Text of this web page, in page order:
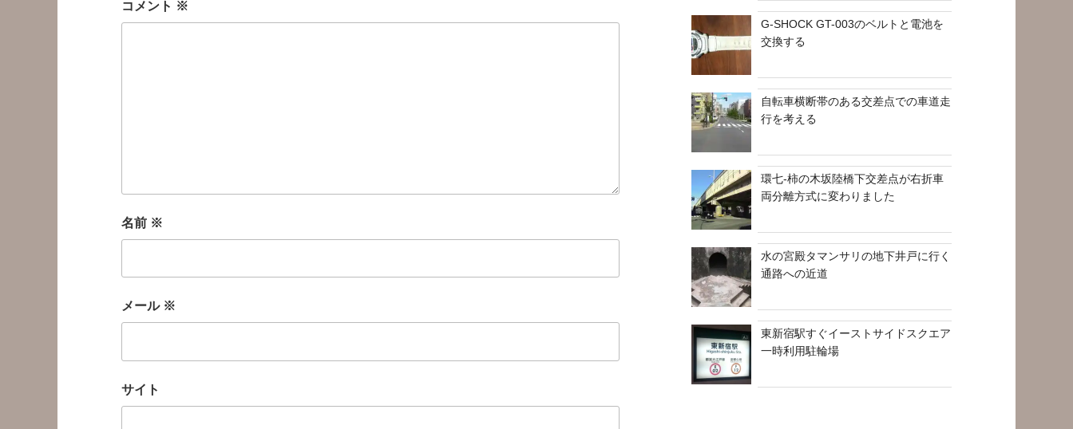
コメント ※
名前 ※
メール ※
サイト
G-SHOCK GT-003のベルトと電池を
交換する
自転車横断帯のある交差点での車道走
行を考える
環七-柿の木坂陸橋下交差点が右折車
両分離方式に変わりました
水の宮殿タマンサリの地下井戸に行く
通路への近道
東新宿駅すぐイーストサイドスクエア
一時利用駐輪場